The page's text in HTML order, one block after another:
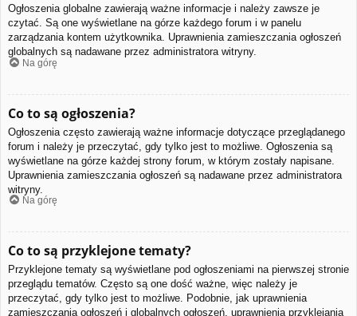
Ogłoszenia globalne zawierają ważne informacje i należy zawsze je
czytać. Są one wyświetlane na górze każdego forum i w panelu
zarządzania kontem użytkownika. Uprawnienia zamieszczania ogłoszeń
globalnych są nadawane przez administratora witryny.
Na górę
Co to są ogłoszenia?
Ogłoszenia często zawierają ważne informacje dotyczące przeglądanego
forum i należy je przeczytać, gdy tylko jest to możliwe. Ogłoszenia są
wyświetlane na górze każdej strony forum, w którym zostały napisane.
Uprawnienia zamieszczania ogłoszeń są nadawane przez administratora
witryny.
Na górę
Co to są przyklejone tematy?
Przyklejone tematy są wyświetlane pod ogłoszeniami na pierwszej stronie
przeglądu tematów. Często są one dość ważne, więc należy je
przeczytać, gdy tylko jest to możliwe. Podobnie, jak uprawnienia
zamieszczania ogłoszeń i globalnych ogłoszeń, uprawnienia przyklejania